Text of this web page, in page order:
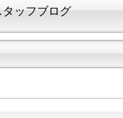
ッフブログ